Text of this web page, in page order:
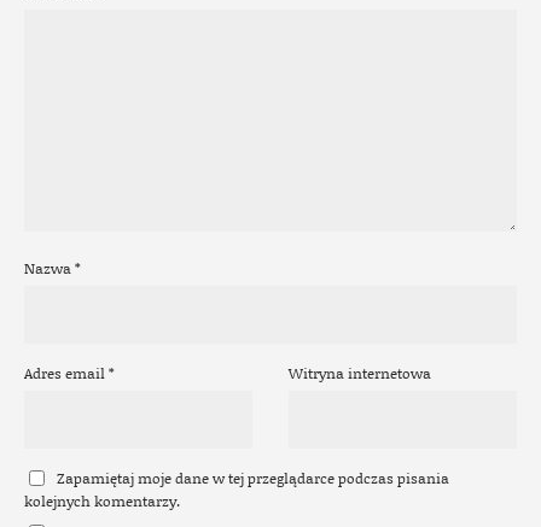
Nazwa*
Adres email* Witryna internetowa
Zapamiętaj moje dane w tej przeglądarce podczas pisania
kolejnych komentarzy.